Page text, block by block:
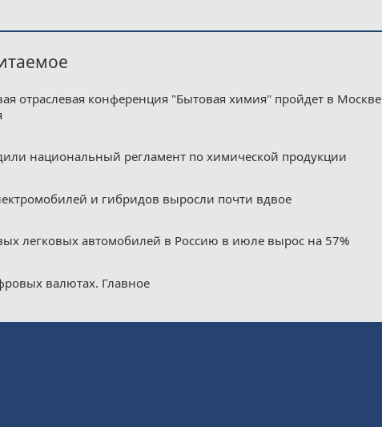
отраслевая конференция "Бытовая химия" пройдет в Москве
национальный регламент по химической продукции
и гибридов выросли почти вдвое
легковых автомобилей в Россию в июле вырос на 57%
валютах. Главное